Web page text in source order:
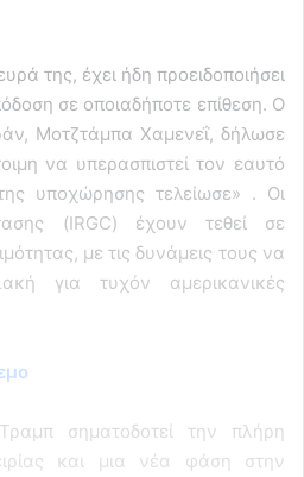
της, έχει ήδη προειδοποιήσει
σε οποιαδήποτε επίθεση. Ο
Μοτζτάμπα Χαμενεΐ, δήλωσε
να υπερασπιστεί τον εαυτό
υποχώρησης τελείωσε» . Οι
(IRGC) έχουν τεθεί σε
με τις δυνάμεις τους να
για τυχόν αμερικανικές
σηματοδοτεί την πλήρη
και μια νέα φάση στην